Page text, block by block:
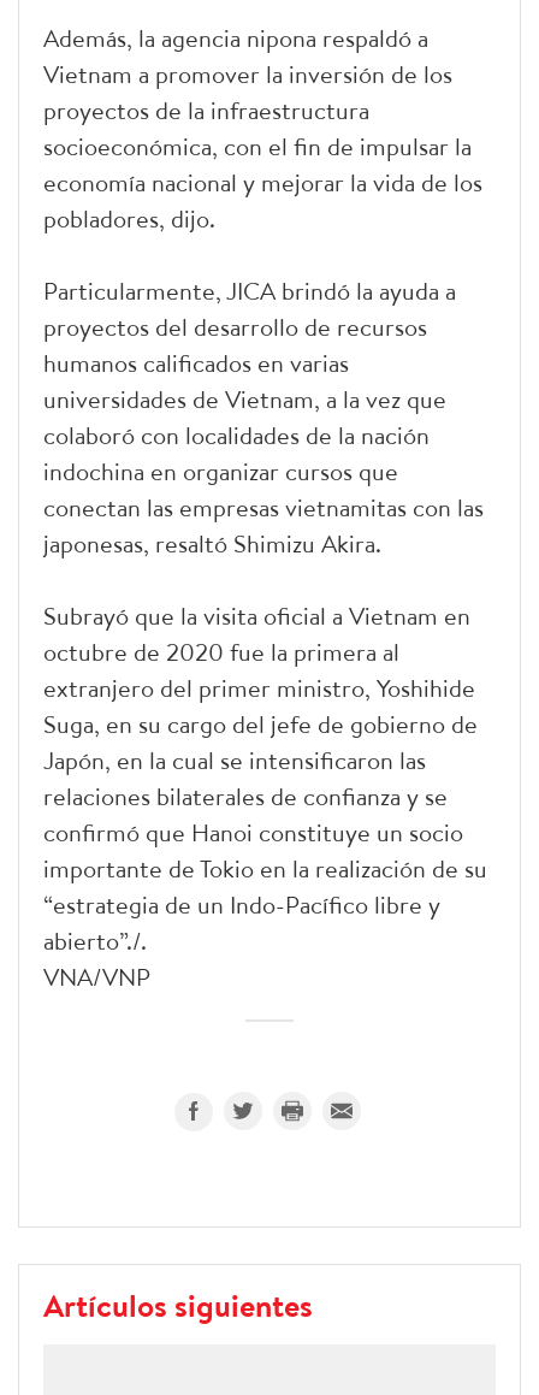
Además, la agencia nipona respaldó a
Vietnam a promover la inversión de los
proyectos de la infraestructura
socioeconómica, con el fin de impulsar la
economía nacional y mejorar la vida de los
pobladores, dijo.
Particularmente, JICA brindó la ayuda a
proyectos del desarrollo de recursos
humanos calificados en varias
universidades de Vietnam, a la vez que
colaboró con localidades de la nación
indochina en organizar cursos que
conectan las empresas vietnamitas con las
japonesas, resaltó Shimizu Akira.
Subrayó que la visita oficial a Vietnam en
octubre de 2020 fue la primera al
extranjero del primer ministro, Yoshihide
Suga, en su cargo del jefe de gobierno de
Japón, en la cual se intensificaron las
relaciones bilaterales de confianza y se
confirmó que Hanoi constituye un socio
importante de Tokio en la realización de su
“estrategia de un Indo-Pacífico libre y
abierto”./.
VNA/VNP
Artículos siguientes